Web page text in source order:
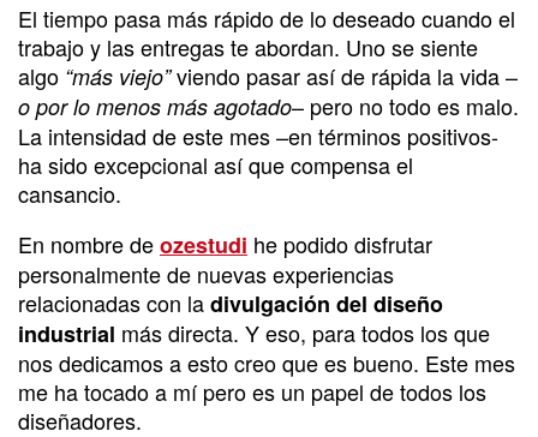
El tiempo pasa más rápido de lo deseado cuando el
trabajo y las entregas te abordan. Uno se siente
algo “más viejo”viendo pasar así de rápida la vida –
o por lo menos más agotado– pero no todo es malo.
La intensidad de este mes –en términos positivos-
ha sido excepcional así que compensa el
cansancio.
En nombre deozestudi he podido disfrutar
personalmente de nuevas experiencias
relacionadas con ladivulgación del diseño
industrial más directa. Y eso, para todos los que
nos dedicamos a esto creo que es bueno. Este mes
me ha tocado a mí pero es un papel de todos los
diseñadores.